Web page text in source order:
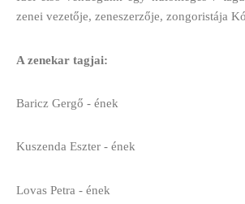
zenei vezetője, zeneszerzője, zongoristája
A zenekar tagjai:
Baricz Gergő - ének
Kuszenda Eszter - ének
Lovas Petra - ének